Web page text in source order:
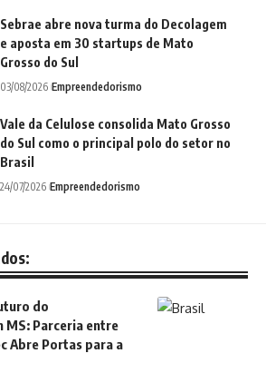
Sebrae abre nova turma do Decolagem
e aposta em 30 startups de Mato
Grosso do Sul
03/08/2026 Empreendedorismo
Vale da Celulose consolida Mato Grosso
do Sul como o principal polo do setor no
Brasil
24/07/2026 Empreendedorismo
do
MS: Parceria entre
Abre Portas para a